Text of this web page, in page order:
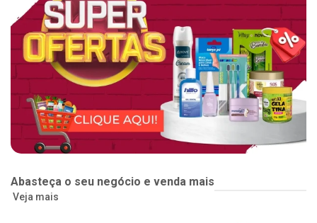
Abasteça o seu negócio e venda mais
Veja mais